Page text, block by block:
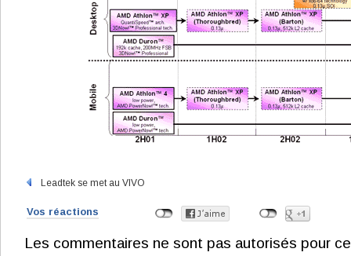
Leadtek se met au VIVO
Vos réactions
Les commentaires ne sont pas autorisés pour